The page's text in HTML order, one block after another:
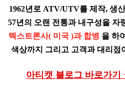
1962년로 ATV/UTV를 제작, 생
57년의 오랜 전통과 내구성을
텍스트론사( 미국 )과 합병 을 하
색상까지 그리고 고객과 대리점
아티캣 블로그 바로